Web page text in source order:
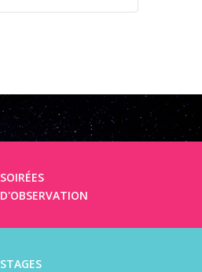
SOIRÉES
D'OBSERVATION
STAGES